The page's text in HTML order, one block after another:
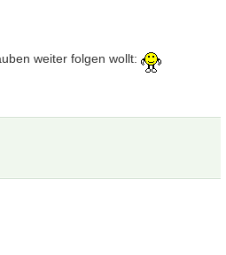
weiter folgen wollt: